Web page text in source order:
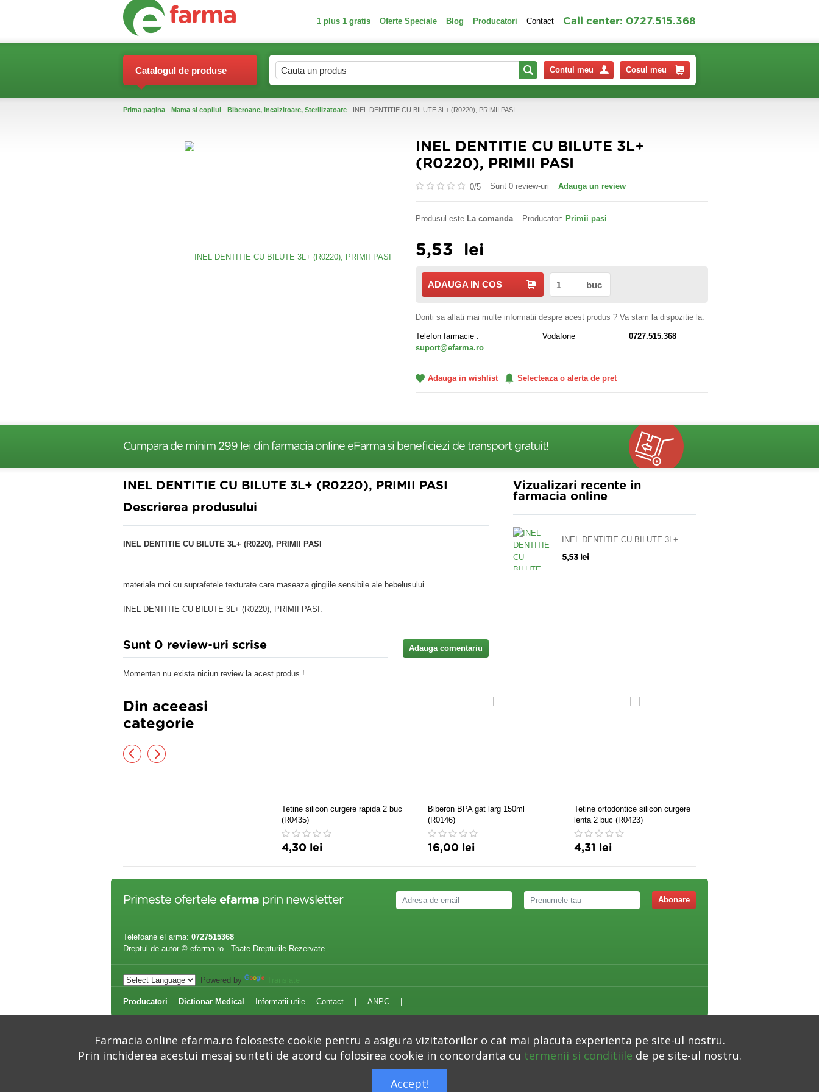
1 plus 1 gratis Oferte Speciale Blog Producatori Contact Call center: 0727.515.368
Catalogul de produse Contul meu Cosul meu
Prima pagina - Mama si copilul - Biberoane, Incalzitoare, Sterilizatoare - INEL DENTITIE CU BILUTE 3L+ (R0220), PRIMII PASI
INEL DENTITIE CU BILUTE 3L+
(R0220), PRIMII PASI
0/5 Sunt 0 review-uri Adauga un review
Produsul este La comanda Producator: Primii pasi
5,53 lei
ADAUGA IN COS buc
Doriti sa aflati mai multe informatii despre acest produs ? Va stam la dispozitie la:
Telefon farmacie : Vodafone
0727.515.368
suport@efarma.ro
Adauga in wishlist Selecteaza o alerta de pret
Cumpara de minim 299 lei din farmacia online eFarma si beneficiezi de transport gratuit!
INEL DENTITIE CU BILUTE 3L+ (R0220), PRIMII PASI
Descrierea produsului
INEL DENTITIE CU BILUTE 3L+ (R0220), PRIMII PASI
materiale moi cu suprafetele texturate care maseaza gingiile sensibile ale bebelusului.
INEL DENTITIE CU BILUTE 3L+ (R0220), PRIMII PASI.
Sunt 0 review-uri scrise Adauga comentariu
Momentan nu exista niciun review la acest produs !
Vizualizari recente in
farmacia online
INEL DENTITIE CU BILUTE 3L+
5,53 lei
Din aceeasi
categorie
Tetine silicon curgere rapida 2 buc
(R0435)
4,30 lei
Biberon BPA gat larg 150ml
(R0146)
16,00 lei
Tetine ortodontice silicon curgere
lenta 2 buc (R0423)
4,31 lei
Primeste ofertele efarma prin newsletter Abonare
Telefoane eFarma: 0727515368
Dreptul de autor © efarma.ro - Toate Drepturile Rezervate.
Powered by
Producatori Dictionar Medical Informatii utile Contact ANPC
Autoritatea Nationala pentru Protectia Consumatorilor –
Farmacia online efarma.ro foloseste cookie pentru a asigura vizitatorilor o cat mai placuta experienta pe site-ul nostru.
Prin inchiderea acestui mesaj sunteti de acord cu folosirea cookie in concordanta cu termenii si conditiile de pe site-ul nostru.
Accept!